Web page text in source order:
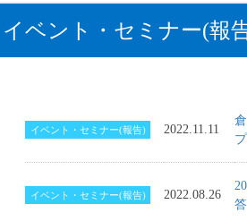
イベント・セミナー(報
イベント・セミナー(報告) 2022.11.11
イベント・セミナー(報告) 2022.08.26